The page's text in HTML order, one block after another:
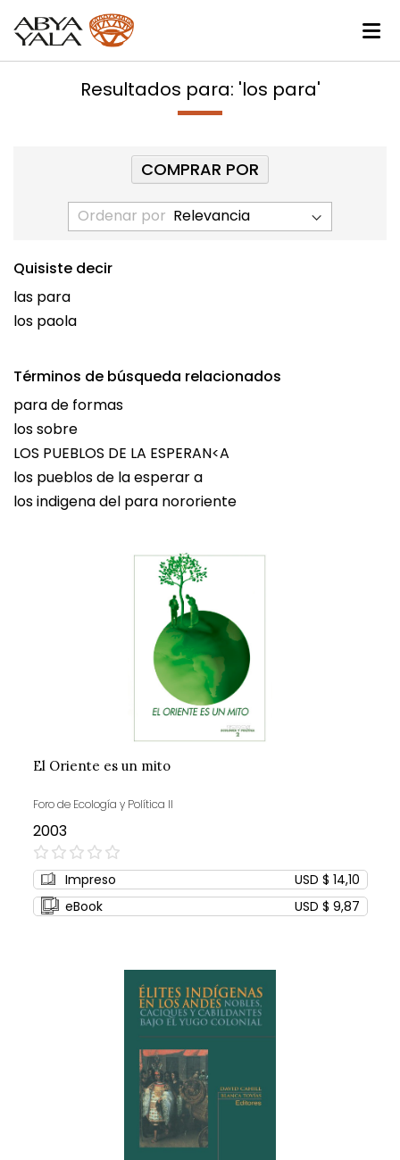
Resultados para: 'los para'
Ordenar por
Quisiste decir
las para
los paola
Términos de búsqueda relacionados
para de formas
los sobre
LOS PUEBLOS DE LA ESPERAN<A
los pueblos de la esperar a
los indigena del para nororiente
El Oriente es un mito
Foro de Ecología y Política II
2003
0%
Impreso
USD $ 14,10
eBook
USD $ 9,87
COMPRAR POR